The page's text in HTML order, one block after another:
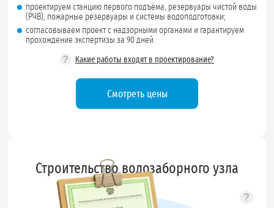
проектируем станцию первого подъёма, резервуары чистой воды
(РЧВ), пожарные резервуары и системы водоподготовки;
согласовываем проект с надзорными органами и гарантируем
прохождение экспертизы за 90 дней.
? Какие работы входят в проектирование?
Смотреть цены
Строительство водозаборного узла
?